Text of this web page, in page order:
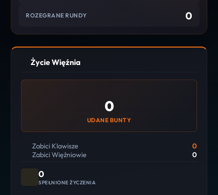
ROZEGRANE RUNDY 0
Życie Więźnia
0
UDANE BUNTY
Zabici Klawisze
0
Zabici Więźniowie
0
0
SPEŁNIONE ŻYCZENIA